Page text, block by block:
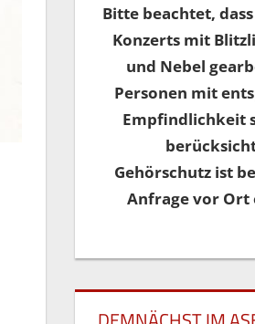
Bitte beachtet,
Konzerts mit
und Nebel
Personen mit
Empfindlichkeit
Gehörschutz ist
Anfrage vor Ort